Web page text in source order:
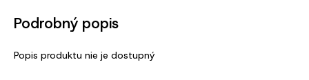
Podrobný popis
Popis produktu nie je dostupný